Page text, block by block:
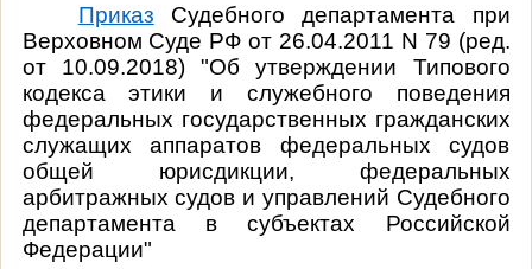
Приказ Судебного департамента при
Верховном Суде РФ от 26.04.2011 N 79 (ред.
от 10.09.2018) "Об утверждении Типового
кодекса этики и служебного поведения
федеральных государственных гражданских
служащих аппаратов федеральных судов
общей юрисдикции, федеральных
арбитражных судов и управлений Судебного
департамента в субъектах Российской
Федерации"